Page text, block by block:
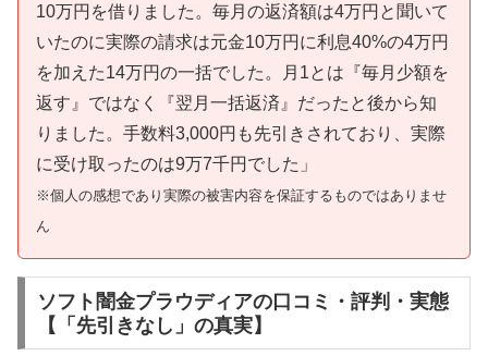
10万円を借りました。毎月の返済額は4万円と聞いて
いたのに実際の請求は元金10万円に利息40%の4万円
を加えた14万円の一括でした。月1とは『毎月少額を
返す』ではなく『翌月一括返済』だったと後から知
りました。手数料3,000円も先引きされており、実際
に受け取ったのは9万7千円でした」
※個人の感想であり実際の被害内容を保証するものではありませ
ん
ソフト闇金プラウディアの口コミ・評判・実態
【「先引きなし」の真実】